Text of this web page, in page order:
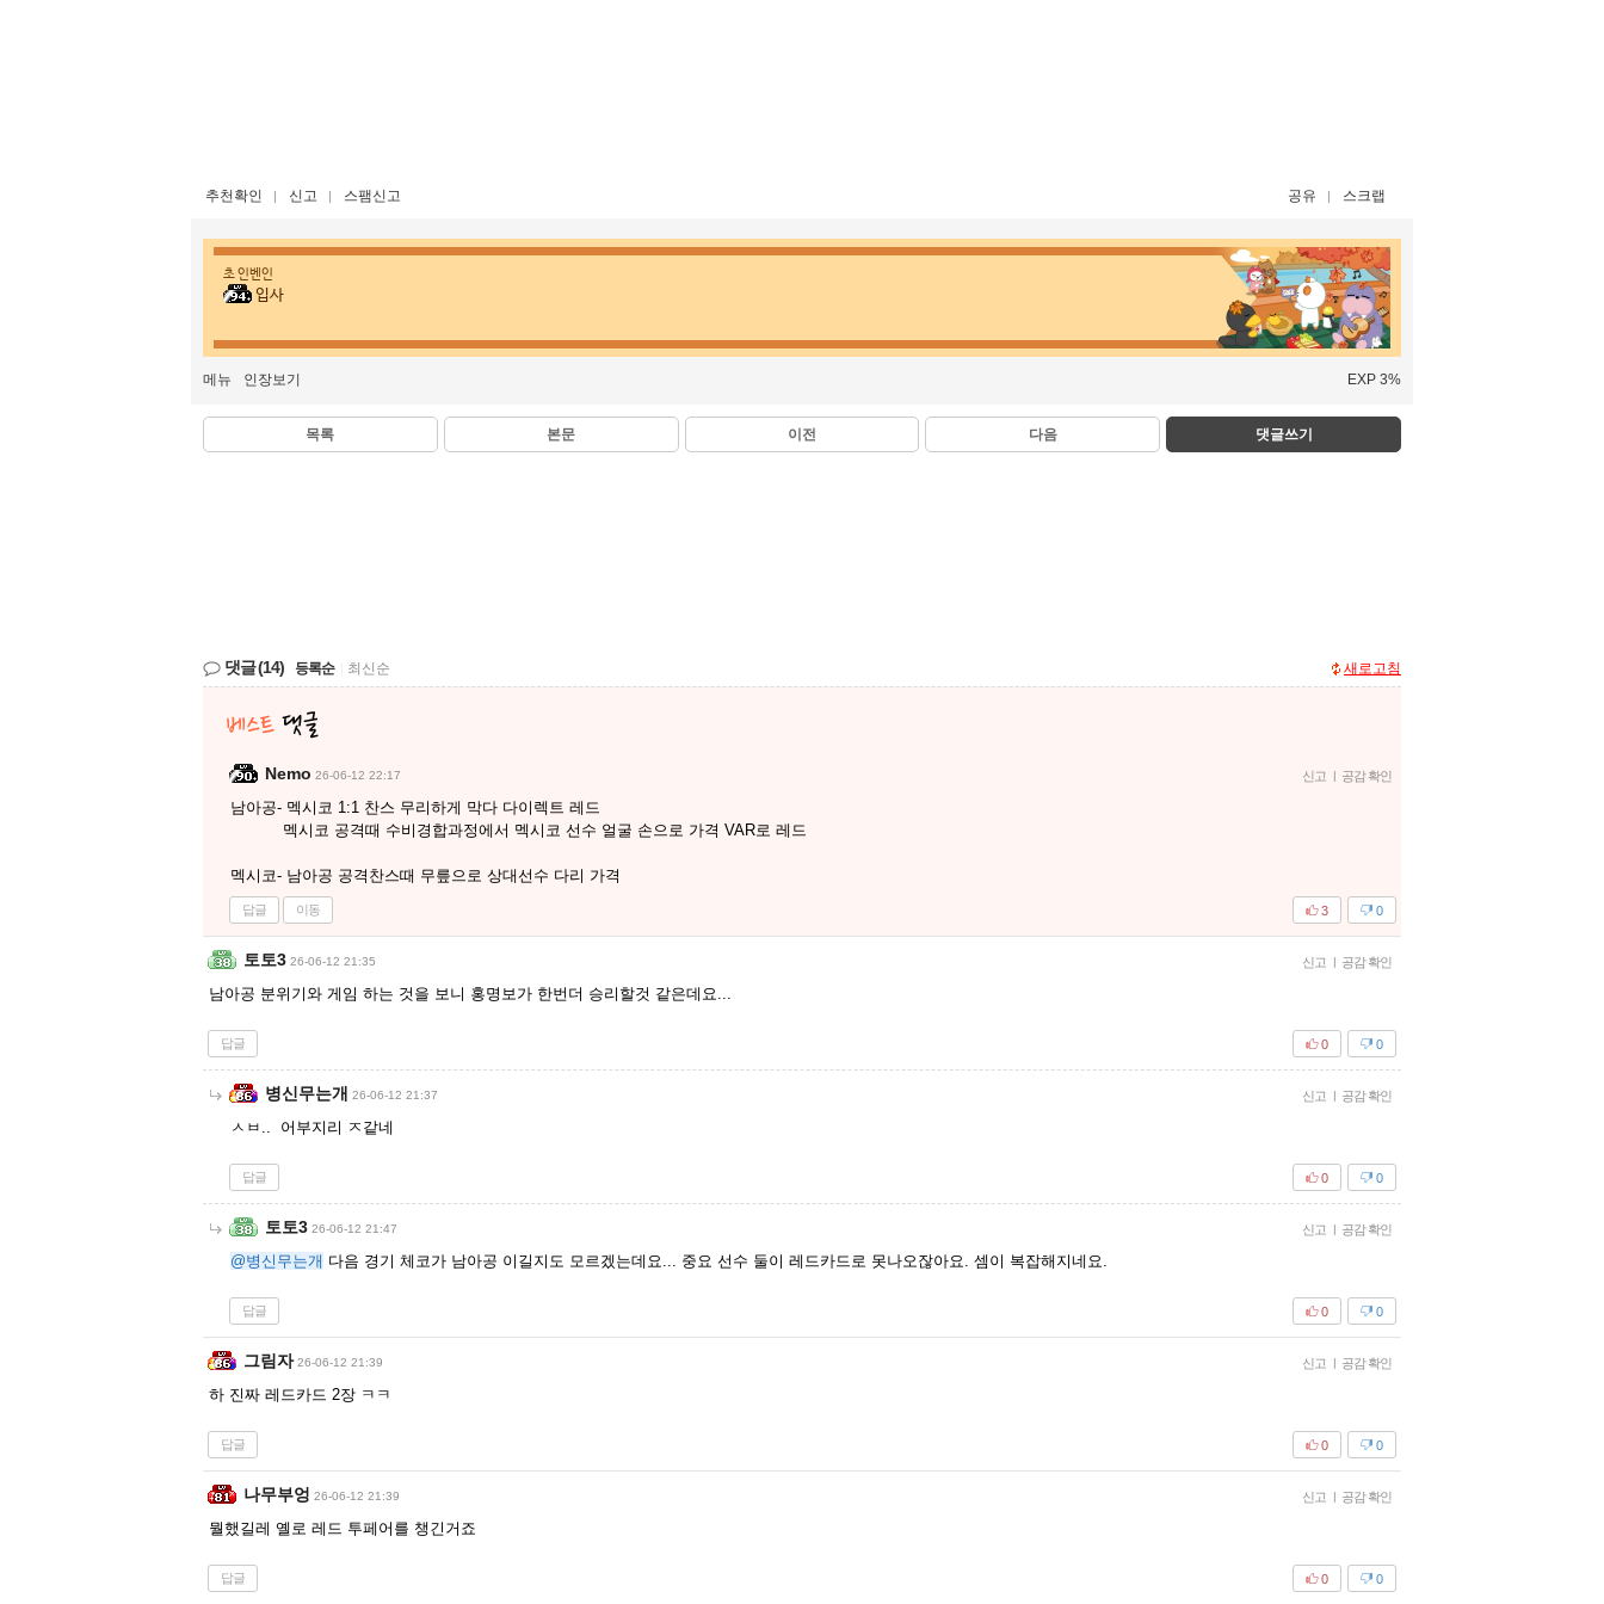
추천확인 신고 스팸신고 공유 스크랩
초 인벤인
입사
메뉴 인장보기 EXP 3%
목록 본문 이전 다음 댓글쓰기
댓글(14) 등록순 최신순 새로고침
Nemo 26-06-12 22:17 신고 | 공감 확인
남아공- 멕시코 1:1 찬스 무리하게 막다 다이렉트 레드
멕시코 공격때 수비경합과정에서 멕시코 선수 얼굴 손으로 가격 VAR로 레드
멕시코- 남아공 공격찬스때 무릎으로 상대선수 다리 가격
답글 이동 0
3
토토3 26-06-12 21:35 신고 | 공감 확인
남아공 분위기와 게임 하는 것을 보니 홍명보가 한번더 승리할것 같은데요...
답글 0
0
병신무는개 26-06-12 21:37 신고 | 공감 확인
ㅅㅂ.. 어부지리 ㅈ같네
답글 0
0
토토3 26-06-12 21:47 신고 | 공감 확인
@병신무는개 다음 경기 체코가 남아공 이길지도 모르겠는데요... 중요 선수 둘이 레드카드로 못나오잖아요. 셈이 복잡해지네요.
답글 0
0
그림자 26-06-12 21:39 신고 | 공감 확인
하 진짜 레드카드 2장 ㅋㅋ
답글 0
0
나무부엉 26-06-12 21:39 신고 | 공감 확인
뭘했길레 옐로 레드 투페어를 챙긴거죠
답글 0
0